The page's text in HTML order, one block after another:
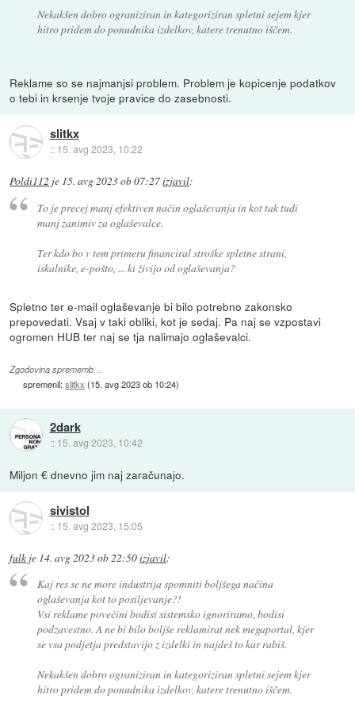
Nekakšen dobro ograniziran in kategoriziran spletni sejem kjer
hitro pridem do ponudnika izdelkov, katere trenutno iščem.
Reklame so se najmanjsi problem. Problem je kopicenje podatkov
o tebi in krsenje tvoje pravice do zasebnosti.
slitkx
:: 15. avg 2023, 10:22
Poldi112 je 15. avg 2023 ob 07:27izjavil:
To je precej manj efektiven način oglaševanja in kot tak tudi
manj zanimiv za oglaševalce.
Ter kdo bo v tem primeru financiral stroške spletne strani,
iskalnike, e-pošto, ... ki živijo od oglaševanja?
Spletno ter e-mail oglaševanje bi bilo potrebno zakonsko
prepovedati. Vsaj v taki obliki, kot je sedaj. Pa naj se vzpostavi
ogromen HUB ter naj se tja nalimajo oglaševalci.
Zgodovina sprememb…
spremenil:slitkx (15. avg 2023 ob 10:24)
2dark
:: 15. avg 2023, 10:42
Miljon € dnevno jim naj zaračunajo.
sivistol
:: 15. avg 2023, 15:05
fulk je 14. avg 2023 ob 22:50izjavil:
Kaj res se ne more industrija spomniti boljšega načina
oglaševanja kot to posiljevanje?!
Vsi reklame povečini bodisi sistemsko ignoriramo, bodisi
podzavestno. A ne bi bilo boljše reklamirat nek megaportal, kjer
se vsa podjetja predstavijo z izdelki in najdeš to kar rabiš.
Nekakšen dobro ograniziran in kategoriziran spletni sejem kjer
hitro pridem do ponudnika izdelkov, katere trenutno iščem.